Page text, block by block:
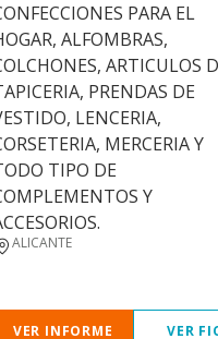
PARA EL
ALFOMBRAS,
ARTICULOS
PRENDAS DE
LENCERIA,
MERCERIA Y
TIPO DE
Y
ALICANTE
VER INFORME VER